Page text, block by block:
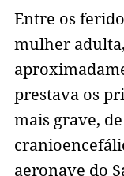
Entre os
mulher
prestava os
mais grave,
aeronave do